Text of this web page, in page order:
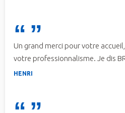
Un grand merci pour votre
votre professionnalisme. Je dis
HENRI